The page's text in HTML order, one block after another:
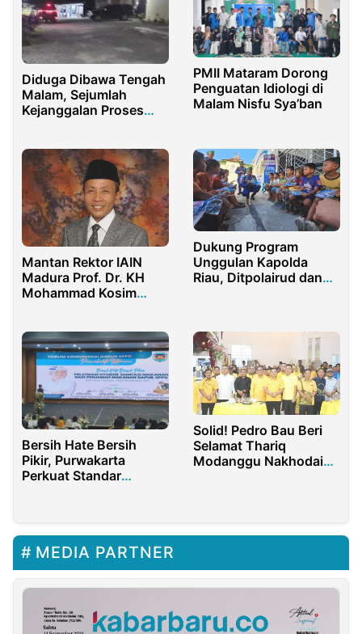
Diduga Dibawa Tengah
Malam, Sejumlah
Kejanggalan Proses
PMII Mataram Dorong
Penguatan Idiologi di
Malam Nisfu Sya’ban
Mantan Rektor IAIN
Madura Prof. Dr. KH
Mohammad Kosim
Dukung Program
Unggulan Kapolda
Riau, Ditpolairud dan
Bersih Hate Bersih
Pikir, Purwakarta
Perkuat Standar
Solid! Pedro Bau Beri
Selamat Thariq
Modanggu Nakhodai
MEDIA PARTNER